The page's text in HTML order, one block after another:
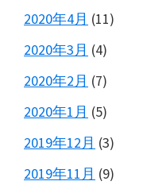
2020年4月 (11)
2020年3月 (4)
2020年2月 (7)
2020年1月 (5)
2019年12月 (3)
2019年11月 (9)